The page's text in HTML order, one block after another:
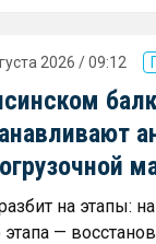
2026 / 09:12
на этапы:
этапа —